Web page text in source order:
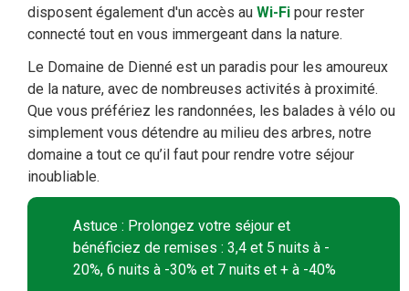
disposent également d'un accès au Wi-Fi pour rester
connecté tout en vous immergeant dans la nature.
Le Domaine de Dienné est un paradis pour les amoureux
de la nature, avec de nombreuses activités à proximité.
Que vous préfériez les randonnées, les balades à vélo ou
simplement vous détendre au milieu des arbres, notre
domaine a tout ce qu’il faut pour rendre votre séjour
inoubliable.
Astuce : Prolongez votre séjour et
bénéficiez de remises : 3,4 et 5 nuits à -
20%, 6 nuits à -30% et 7 nuits et + à -40%